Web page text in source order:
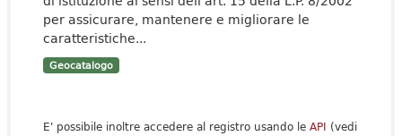
per assicurare, mantenere e migliorare le
caratteristiche...
Geocatalogo
E' possibile inoltre accedere al registro usando le API (vedi